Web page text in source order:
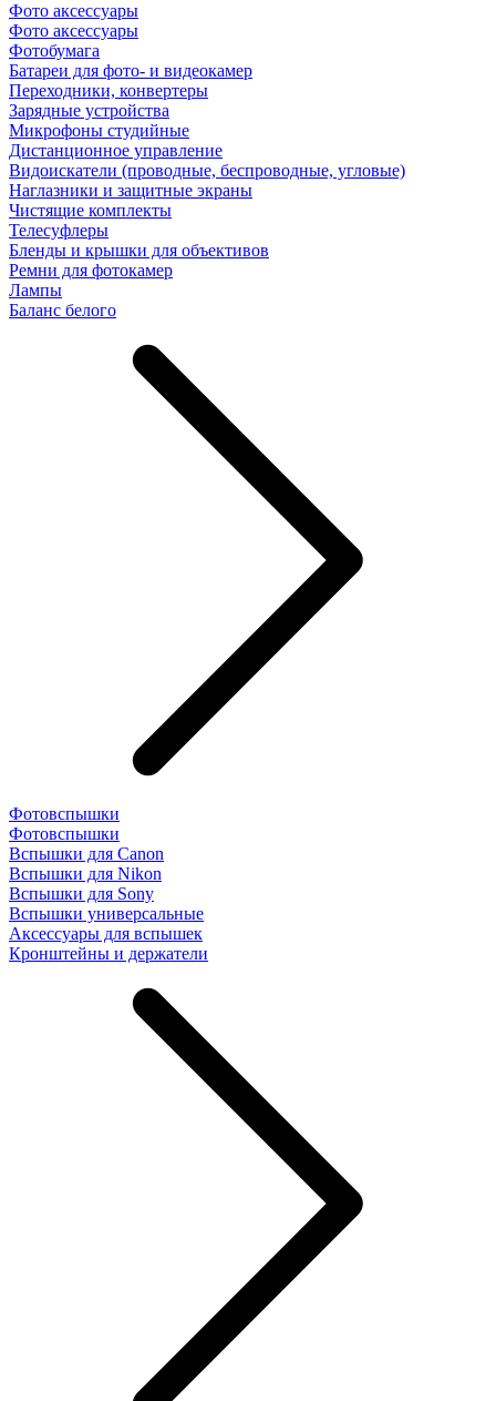
Фото аксессуары
Фото аксессуары
Фотобумага
Батареи для фото- и видеокамер
Переходники, конвертеры
Зарядные устройства
Микрофоны студийные
Дистанционное управление
Видоискатели (проводные, беспроводные, угловые)
Наглазники и защитные экраны
Чистящие комплекты
Телесуфлеры
Бленды и крышки для объективов
Ремни для фотокамер
Лампы
Баланс белого
Фотовспышки
Фотовспышки
Вспышки для Canon
Вспышки для Nikon
Вспышки для Sony
Вспышки универсальные
Аксесcуары для вспышек
Кронштейны и держатели